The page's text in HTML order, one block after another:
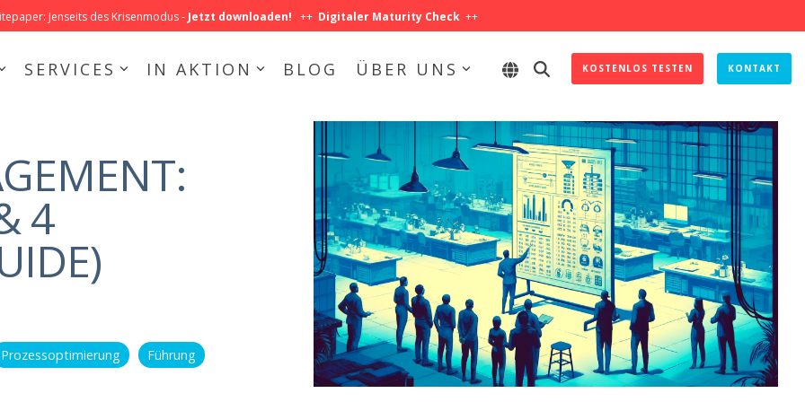
Jenseits des Krisenmodus - Jetzt downloaden! ++ Digitaler Maturity Check ++
SERVICES IN AKTION BLOG ÜBER UNS KOSTENLOS TESTEN KONTAKT
IHRE MITARBEITER SIND MEHR WERT
Mehr Produktivität, mehr Eigenverantwortung, mehr
Zufriedenheit für alle mit ValueStreamer
Effektive Führung
IHR SHOPFLOOR IST MEHR WERT
Steigern Sie Ihre Effizienz und maximieren Sie Ihre
Produktionsprozesse.
Effektives KPI-Management
Optimale Prozess-Steuerung
Auftragsabwicklung
Produktentstehung
4
Prozessoptimierung Führung